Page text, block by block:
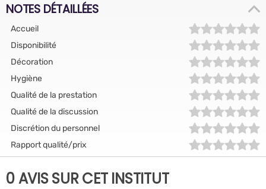
NOTES DÉTAILLÉES
Accueil
Disponibilité
Décoration
Hygiène
Qualité de la prestation
Qualité de la discussion
Discrétion du personnel
Rapport qualité/prix
0 AVIS SUR CET INSTITUT